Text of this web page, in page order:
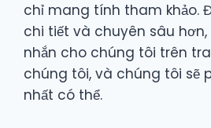
chỉ mang tính tham khảo.
chi tiết và chuyên sâu hơn,
nhắn cho chúng tôi trên
chúng tôi, và chúng tôi sẽ
nhất có thể.